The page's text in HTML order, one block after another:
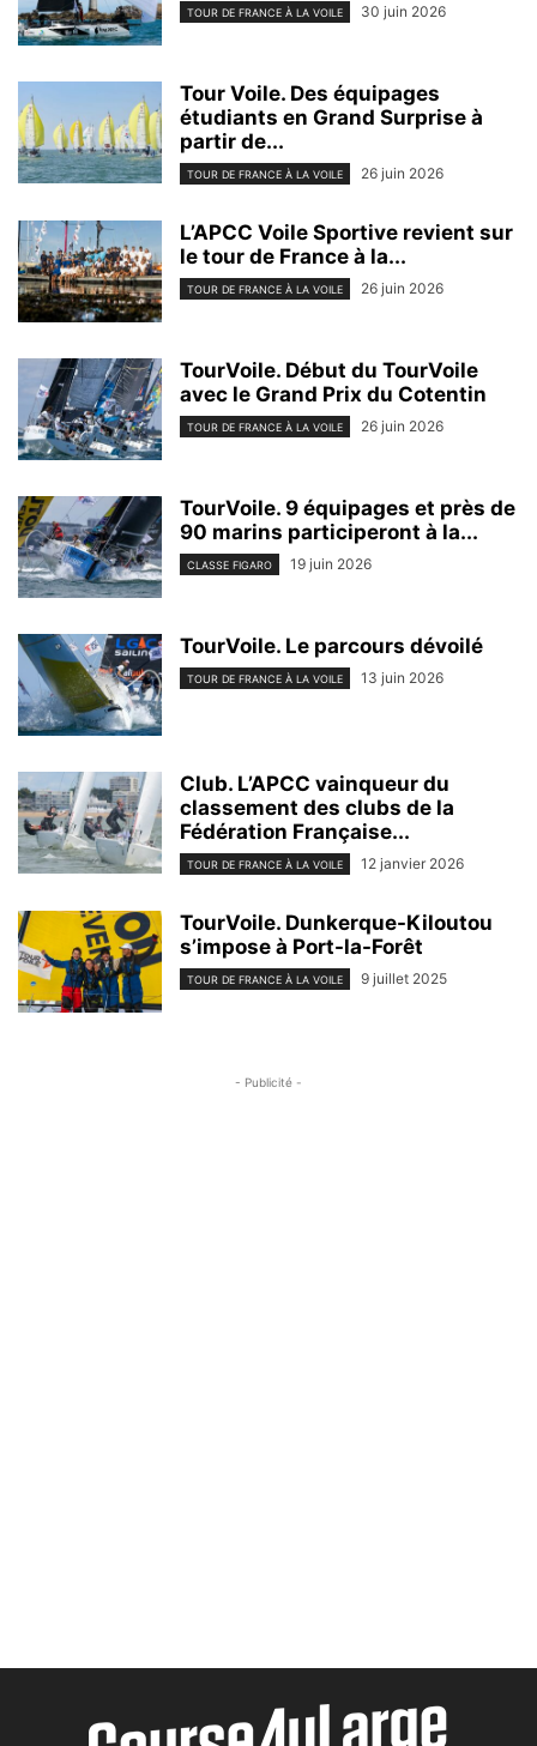
TOUR DE FRANCE À LA VOILE 30 juin 2026
Tour Voile. Des équipages
étudiants en Grand Surprise à
partir de...
TOUR DE FRANCE À LA VOILE 26 juin 2026
L’APCC Voile Sportive revient sur
le tour de France à la...
TOUR DE FRANCE À LA VOILE 26 juin 2026
TourVoile. Début du TourVoile
avec le Grand Prix du Cotentin
TOUR DE FRANCE À LA VOILE 26 juin 2026
TourVoile. 9 équipages et près de
90 marins participeront à la...
CLASSE FIGARO 19 juin 2026
TourVoile. Le parcours dévoilé
TOUR DE FRANCE À LA VOILE 13 juin 2026
Club. L’APCC vainqueur du
classement des clubs de la
Fédération Française...
TOUR DE FRANCE À LA VOILE 12 janvier 2026
TourVoile. Dunkerque-Kiloutou
s’impose à Port-la-Forêt
TOUR DE FRANCE À LA VOILE 9 juillet 2025
- Publicité -